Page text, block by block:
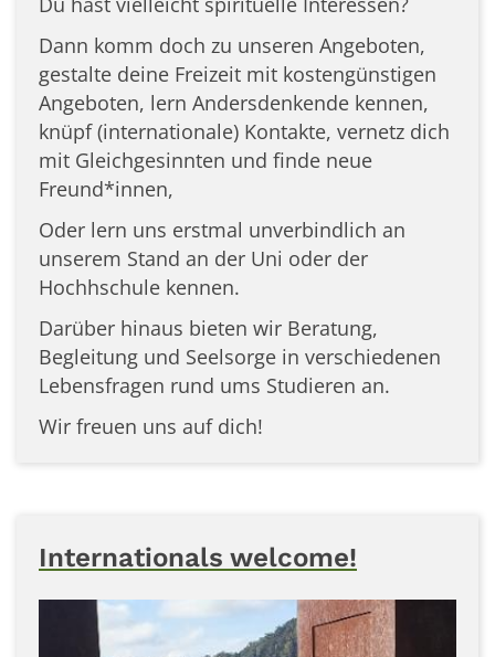
Dann komm doch zu unseren Angeboten,
gestalte deine Freizeit mit kostengünstigen
Angeboten, lern Andersdenkende kennen,
knüpf (internationale) Kontakte, vernetz dich
mit Gleichgesinnten und finde neue
Freund*innen,
Oder lern uns erstmal unverbindlich an
unserem Stand an der Uni oder der
Hochhschule kennen.
Darüber hinaus bieten wir Beratung,
Begleitung und Seelsorge in verschiedenen
Lebensfragen rund ums Studieren an.
Wir freuen uns auf dich!
Internationals welcome!